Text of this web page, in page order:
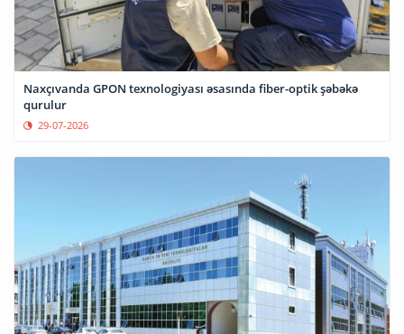
Naxçıvanda GPON texnologiyası əsasında fiber-optik şəbəkə
qurulur
29-07-2026